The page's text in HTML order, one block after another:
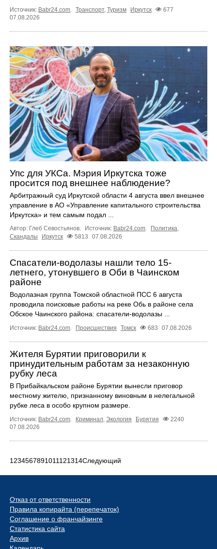
Источник: Babr24.com. Транспорт, Туризм Иркутск
677
07.08.2026
Упс для УКСа. Мэрия Иркутска тоже
просится под внешнее наблюдение?
Арбитражный суд Иркутской области 4 августа ввел внешнее
управление в АО «Управление капитального строительства
Иркутска» и тем самым подал ...
Автор: Глеб Севостьянов. Источник: Babr24.com Политика
Скандалы
Иркутск 5813 07.08.2026
Спасатели-водолазы нашли тело 15-
летнего, утонувшего в Оби в Чаинском
районе
Водолазная группа Томской областной ПСС 6 августа
проводила поисковые работы на реке Обь в районе села
Обское Чаинского района: спасатели-водолазы ...
Источник: Babr24.com Происшествия Томск 683 07.08.2026
Жителя Бурятии приговорили к
принудительным работам за незаконную
рубку леса
В Прибайкальском районе Бурятии вынесли приговор
местному жителю, признанному виновным в нелегальной
рубке леса в особо крупном размере.
Источник: Babr24.com. Криминал, Экология Бурятия
2240
07.08.2026
1 234567891011121314Следующий
Отказ от ответственности
Правила копирайта (перепечаток)
Соглашение о франчайзинге
Статистика сайта
Архив